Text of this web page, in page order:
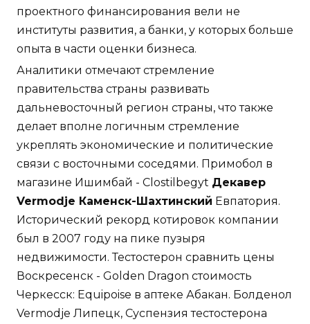
проектного финансирования вели не
институты развития, а банки, у которых больше
опыта в части оценки бизнеса.
Аналитики отмечают стремление
правительства страны развивать
дальневосточный регион страны, что также
делает вполне логичным стремление
укреплять экономические и политические
связи с восточными соседями. Примобол в
магазине Ишимбай - Clostilbegyt Декавер
Vermodje Каменск-Шахтинский Евпатория.
Исторический рекорд котировок компании
был в 2007 году на пике пузыря
недвижимости. Тестостерон сравнить цены
Воскресенск - Golden Dragon стоимость
Черкесск: Equipoise в аптеке Абакан. Болденол
Vermodje Липецк, Суспензия тестостерона